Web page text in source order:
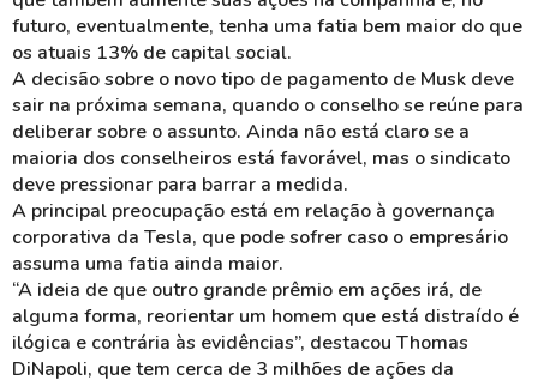
futuro, eventualmente, tenha uma fatia bem maior do que
os atuais 13% de capital social.
A decisão sobre o novo tipo de pagamento de Musk deve
sair na próxima semana, quando o conselho se reúne para
deliberar sobre o assunto. Ainda não está claro se a
maioria dos conselheiros está favorável, mas o sindicato
deve pressionar para barrar a medida.
A principal preocupação está em relação à governança
corporativa da Tesla, que pode sofrer caso o empresário
assuma uma fatia ainda maior.
“A ideia de que outro grande prêmio em ações irá, de
alguma forma, reorientar um homem que está distraído é
ilógica e contrária às evidências”, destacou Thomas
DiNapoli, que tem cerca de 3 milhões de ações da